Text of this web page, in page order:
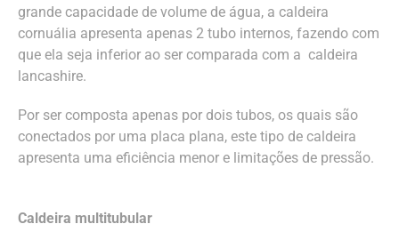
grande capacidade de volume de água, a caldeira
cornuália apresenta apenas 2 tubo internos, fazendo com
que ela seja inferior ao ser comparada com a caldeira
lancashire.
Por ser composta apenas por dois tubos, os quais são
conectados por uma placa plana, este tipo de caldeira
apresenta uma eficiência menor e limitações de pressão.
Caldeira multitubular